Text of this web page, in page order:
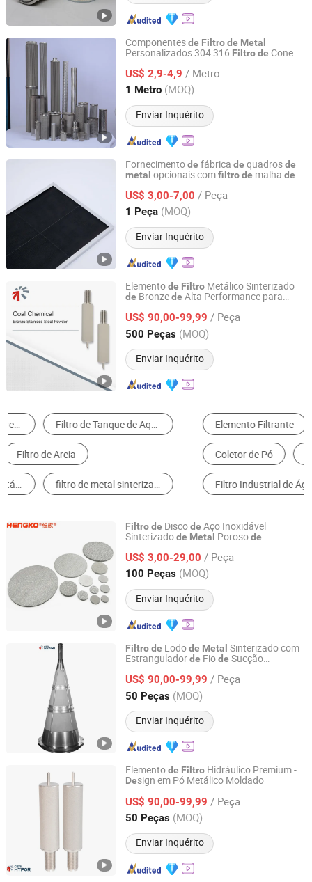
Componentesde Filtrode Metal
Personalizados 304 316 Filtrode Cone
RemoçãodeImpurezas Fabricante
US$ 2,9-4,9 / Metro
1 Metro (MOQ)
Enviar Inquérito
Hebei Jingshan Technology Co., Ltd.
Hebei, China Desde 2026
Fornecimentode fábrica de quadrosde
metal opcionais comfiltrode malha de
US$ 3,00-7,00 / Peça
1 Peça (MOQ)
Enviar Inquérito
Suzhou Yong Tai Yi Purification Technology Co., Ltd.
Jiangsu, China Desde 2025
Elementode Filtro Metálico Sinterizado
de Bronzede Alta Performance para
US$ 90,00-99,99 / Peça
500 Peças (MOQ)
Enviar Inquérito
CISRI HY&POR TECHNOLOGY CO., LTD.
Beijing, China Desde 2021
Elemento Filtrante Malha de Filtro Filtro de Ar
Coletor de Pó Filtro de Automóveis
Filtro Industrial de Água
Filtrode Discode Aço Inoxidável
Sinterizadode Metal Porosode
US$ 3,00-29,00 / Peça
100 Peças (MOQ)
Enviar Inquérito
Hengko Technology Co., Ltd.
Guangdong, China Desde 2024
Filtrode Lodode Metal Sinterizado com
Estranguladorde Fiode Sucção
US$ 90,00-99,99 / Peça
50 Peças (MOQ)
Enviar Inquérito
CISRI HY&POR TECHNOLOGY CO., LTD.
Beijing, China Desde 2021
Elementode Filtro Hidráulico Premium -
Design em Pó Metálico Moldado
US$ 90,00-99,99 / Peça
50 Peças (MOQ)
Enviar Inquérito
CISRI HY&POR TECHNOLOGY CO., LTD.
Desde 2021